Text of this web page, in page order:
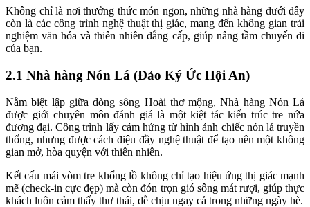
Không chỉ là nơi thưởng thức món ngon, những nhà hàng dưới đây
còn là các công trình nghệ thuật thị giác, mang đến không gian trải
nghiệm văn hóa và thiên nhiên đẳng cấp, giúp nâng tầm chuyến đi
của bạn.
2.1 Nhà hàng Nón Lá (Đảo Ký Ức Hội An)
Nằm biệt lập giữa dòng sông Hoài thơ mộng, Nhà hàng Nón Lá
được giới chuyên môn đánh giá là một kiệt tác kiến trúc tre nứa
đương đại. Công trình lấy cảm hứng từ hình ảnh chiếc nón lá truyền
thống, nhưng được cách điệu đầy nghệ thuật để tạo nên một không
gian mở, hòa quyện với thiên nhiên.
Kết cấu mái vòm tre khổng lồ không chỉ tạo hiệu ứng thị giác mạnh
mẽ (check-in cực đẹp) mà còn đón trọn gió sông mát rượi, giúp thực
khách luôn cảm thấy thư thái, dễ chịu ngay cả trong những ngày hè.